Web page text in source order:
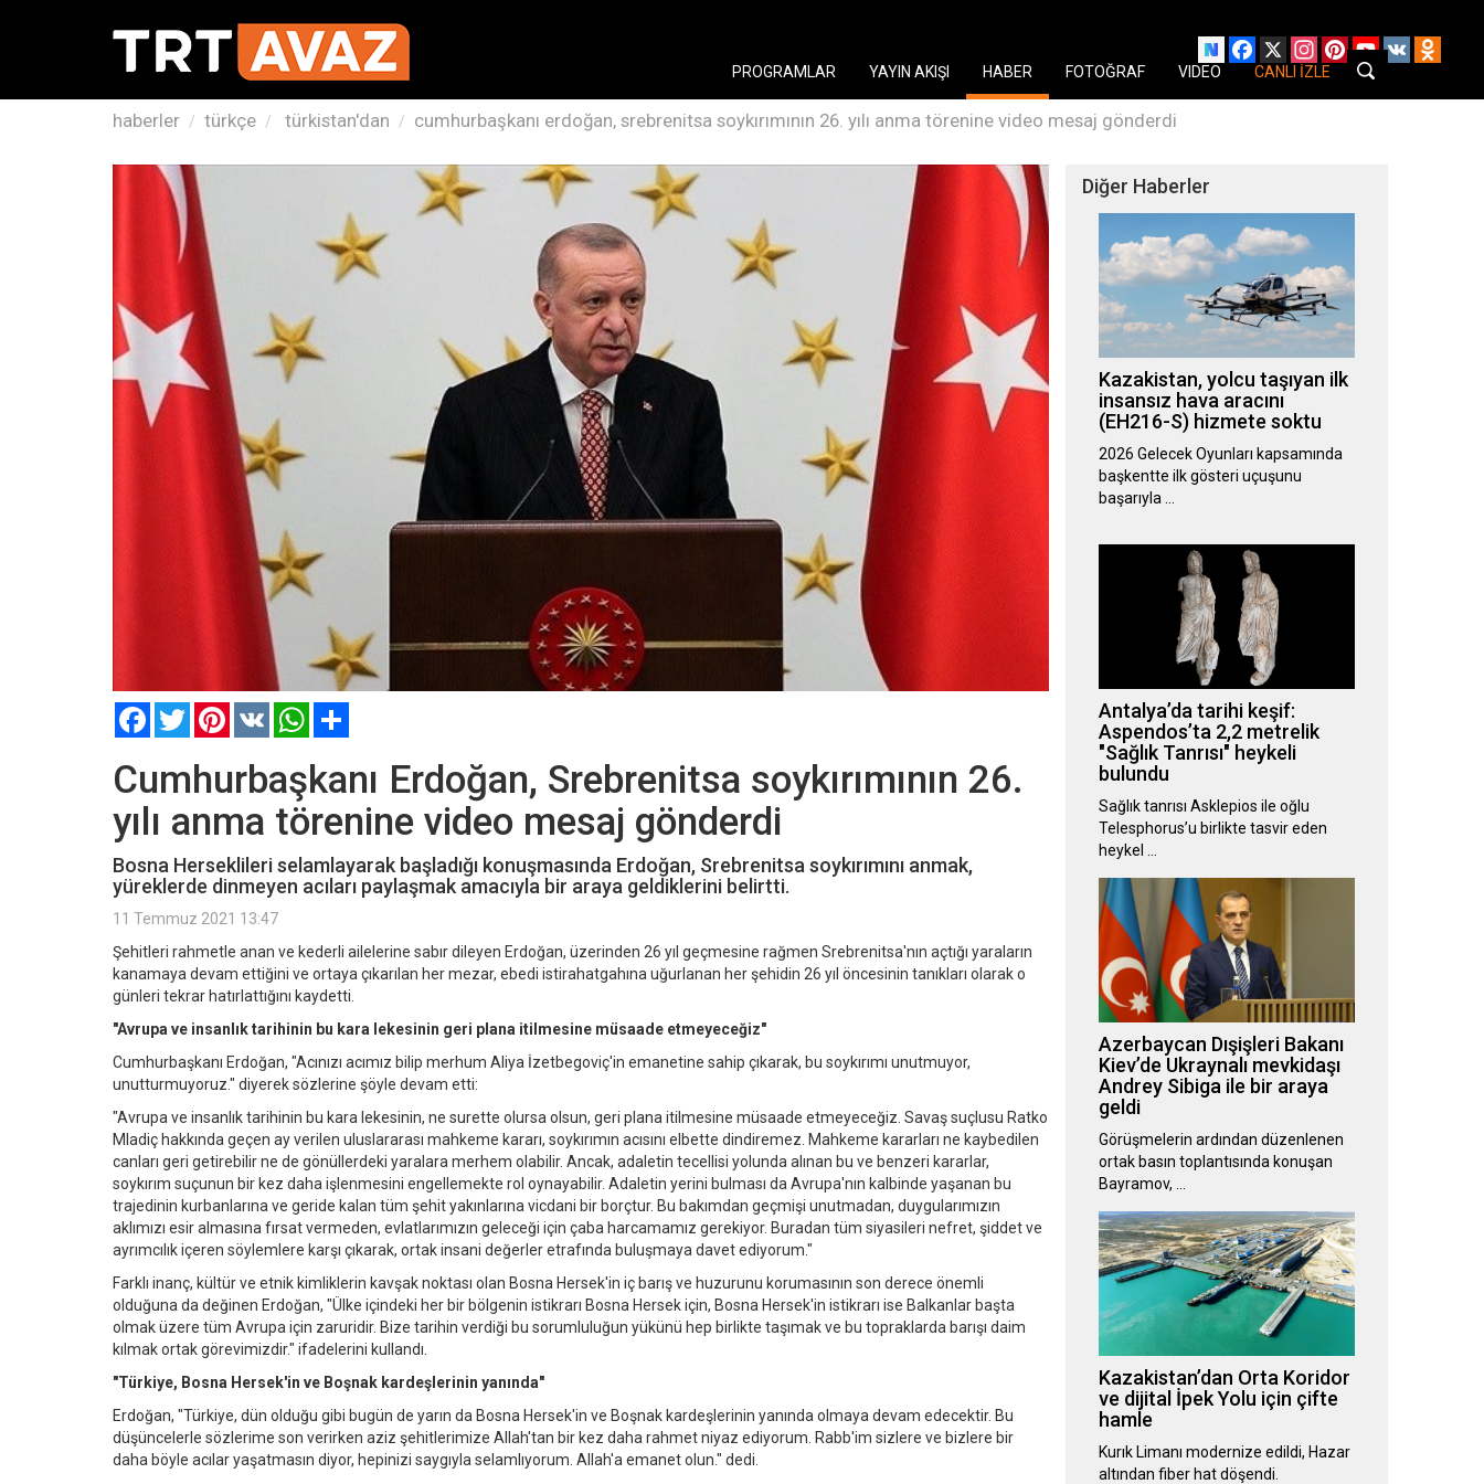
Facebook
X Instagram
PinterestYouTube
VK
PROGRAMLAR
YAYIN AKIŞI HABER FOTOĞRAF VIDEO CANLI İZLE
haberler türkçe türkistan'dan cumhurbaşkanı erdoğan, srebrenitsa soykırımının 26. yılı anma törenine video mesaj gönderdi
FacebookTwitterPinterest
VK WhatsApp
Cumhurbaşkanı Erdoğan, Srebrenitsa soykırımının 26.
yılı anma törenine video mesaj gönderdi
Bosna Herseklileri selamlayarak başladığı konuşmasında Erdoğan, Srebrenitsa soykırımını anmak,
yüreklerde dinmeyen acıları paylaşmak amacıyla bir araya geldiklerini belirtti.
11 Temmuz 2021 13:47
Şehitleri rahmetle anan ve kederli ailelerine sabır dileyen Erdoğan, üzerinden 26 yıl geçmesine rağmen Srebrenitsa'nın açtığı yaraların
kanamaya devam ettiğini ve ortaya çıkarılan her mezar, ebedi istirahatgahına uğurlanan her şehidin 26 yıl öncesinin tanıkları olarak o
günleri tekrar hatırlattığını kaydetti.
"Avrupa ve insanlık tarihinin bu kara lekesinin geri plana itilmesine müsaade etmeyeceğiz"
Cumhurbaşkanı Erdoğan, "Acınızı acımız bilip merhum Aliya İzetbegoviç'in emanetine sahip çıkarak, bu soykırımı unutmuyor,
unutturmuyoruz." diyerek sözlerine şöyle devam etti:
"Avrupa ve insanlık tarihinin bu kara lekesinin, ne surette olursa olsun, geri plana itilmesine müsaade etmeyeceğiz. Savaş suçlusu Ratko
Mladiç hakkında geçen ay verilen uluslararası mahkeme kararı, soykırımın acısını elbette dindiremez. Mahkeme kararları ne kaybedilen
canları geri getirebilir ne de gönüllerdeki yaralara merhem olabilir. Ancak, adaletin tecellisi yolunda alınan bu ve benzeri kararlar,
soykırım suçunun bir kez daha işlenmesini engellemekte rol oynayabilir. Adaletin yerini bulması da Avrupa'nın kalbinde yaşanan bu
trajedinin kurbanlarına ve geride kalan tüm şehit yakınlarına vicdani bir borçtur. Bu bakımdan geçmişi unutmadan, duygularımızın
aklımızı esir almasına fırsat vermeden, evlatlarımızın geleceği için çaba harcamamız gerekiyor. Buradan tüm siyasileri nefret, şiddet ve
ayrımcılık içeren söylemlere karşı çıkarak, ortak insani değerler etrafında buluşmaya davet ediyorum."
Farklı inanç, kültür ve etnik kimliklerin kavşak noktası olan Bosna Hersek'in iç barış ve huzurunu korumasının son derece önemli
olduğuna da değinen Erdoğan, "Ülke içindeki her bir bölgenin istikrarı Bosna Hersek için, Bosna Hersek'in istikrarı ise Balkanlar başta
olmak üzere tüm Avrupa için zaruridir. Bize tarihin verdiği bu sorumluluğun yükünü hep birlikte taşımak ve bu topraklarda barışı daim
kılmak ortak görevimizdir." ifadelerini kullandı.
"Türkiye, Bosna Hersek'in ve Boşnak kardeşlerinin yanında"
Erdoğan, "Türkiye, dün olduğu gibi bugün de yarın da Bosna Hersek'in ve Boşnak kardeşlerinin yanında olmaya devam edecektir. Bu
düşüncelerle sözlerime son verirken aziz şehitlerimize Allah'tan bir kez daha rahmet niyaz ediyorum. Rabb'im sizlere ve bizlere bir
daha böyle acılar yaşatmasın diyor, hepinizi saygıyla selamlıyorum. Allah'a emanet olun." dedi.
Diğer Haberler
Kazakistan, yolcu taşıyan ilk
insansız hava aracını
(EH216-S) hizmete soktu
2026 Gelecek Oyunları kapsamında
başkentte ilk gösteri uçuşunu
başarıyla …
Antalya’da tarihi keşif:
Aspendos’ta 2,2 metrelik
"Sağlık Tanrısı" heykeli
bulundu
Sağlık tanrısı Asklepios ile oğlu
Telesphorus’u birlikte tasvir eden
heykel …
Azerbaycan Dışişleri Bakanı
Kiev’de Ukraynalı mevkidaşı
Andrey Sibiga ile bir araya
geldi
Görüşmelerin ardından düzenlenen
ortak basın toplantısında konuşan
Bayramov, …
Kazakistan’dan Orta Koridor
ve dijital İpek Yolu için çifte
hamle
Kurık Limanı modernize edildi, Hazar
altından fiber hat döşendi.